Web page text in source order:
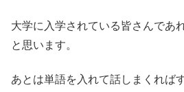
大学に入学されている皆さんであ
と思います。
あとは単語を入れて話しまくれば